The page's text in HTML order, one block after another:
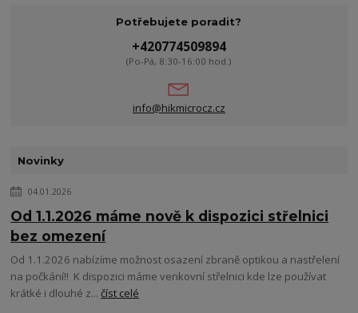
Potřebujete poradit?
+420774509894
(Po-Pá, 8:30-16:00 hod.)
info@hikmicrocz.cz
Novinky
04.01.2026
Od 1.1.2026 máme nově k dispozici střelnici
bez omezení
Od 1.1.2026 nabízíme možnost osazení zbraně optikou a nastřelení
na počkání!! K dispozici máme venkovní střelnici kde lze používat
krátké i dlouhé z...číst celé